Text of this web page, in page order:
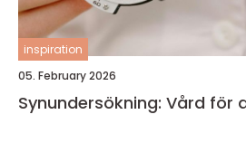
inspiration
05. February 2026
Synundersökning: Vård för